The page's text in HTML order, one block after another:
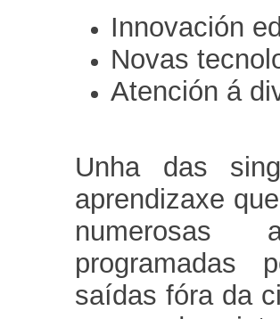
Innovación
Novas
Atención á
Unha das
aprendizaxe
numerosas
programadas
saídas fóra da